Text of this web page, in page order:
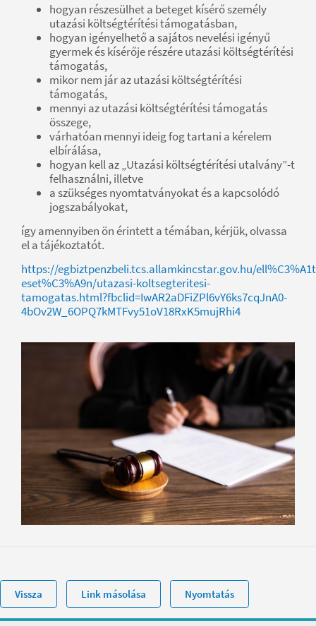
hogyan részesülhet a beteget kísérő személy
utazási költségtérítési támogatásban,
hogyan igényelhető a sajátos nevelési igényű
gyermek és kísérője részére utazási költségtérítési
támogatás,
mikor nem jár az utazási költségtérítési
támogatás,
mennyi az utazási költségtérítési támogatás
összege,
várhatóan mennyi ideig fog tartani a kérelem
elbírálása,
hogyan kell az „Utazási költségtérítési utalvány”-t
felhasználni, illetve
a szükséges nyomtatványokat és a kapcsolódó
jogszabályokat,
így amennyiben ön érintett a témában, kérjük, olvassa
el a tájékoztatót.
https://egbiztpenzbeli.tcs.allamkincstar.gov.hu/
eset%C3%A9n/utazasi-koltsegteritesi-
tamogatas.html?fbclid=IwAR2aDFiZPl6vY6ks7cqJnA0-
4bOv2W_6OPQ7kMTFvy51oV18RxK5mujRhi4
Vissza Link másolása Nyomtatás